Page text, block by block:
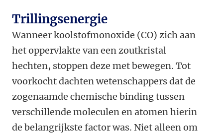
Trillingsenergie
Wanneer koolstofmonoxide (CO) zich aan
het oppervlakte van een zoutkristal
hechten, stoppen deze met bewegen. Tot
voorkocht dachten wetenschappers dat de
zogenaamde chemische binding tussen
verschillende moleculen en atomen hierin
de belangrijkste factor was. Niet alleen om